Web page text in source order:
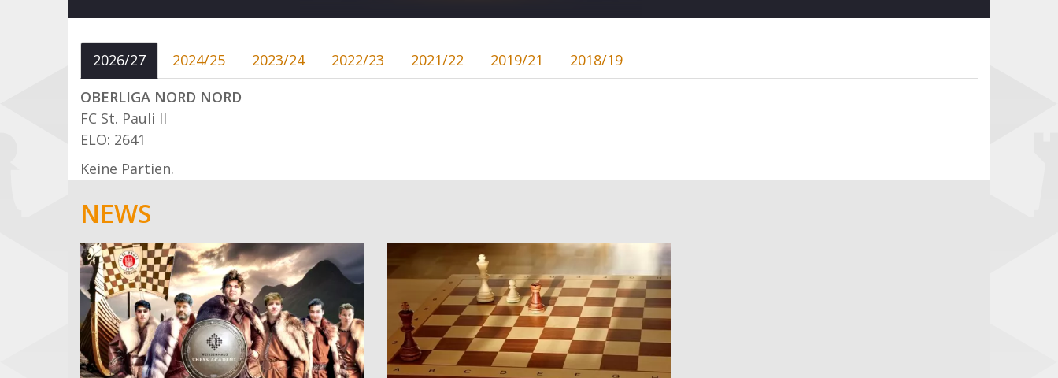
2026/27 2024/25 2023/24 2022/23 2021/22 2019/21
2018/19
OBERLIGA NORD NORD
FC St. Pauli II
ELO: 2641
Keine Partien.
NEWS